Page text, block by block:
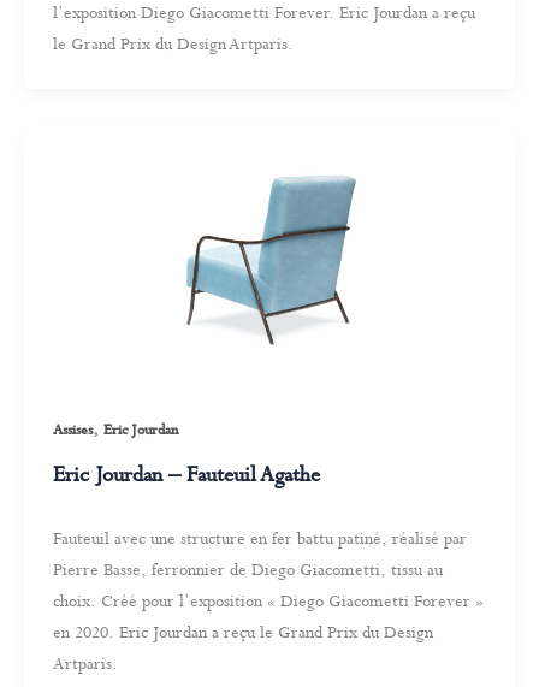
l’exposition Diego Giacometti Forever. Eric Jourdan a reçu
le Grand Prix du Design Artparis.
Assises, Eric Jourdan
Eric Jourdan – Fauteuil Agathe
Fauteuil avec une structure en fer battu patiné, réalisé par
Pierre Basse, ferronnier de Diego Giacometti, tissu au
choix. Créé pour l’exposition « Diego Giacometti Forever »
en 2020. Eric Jourdan a reçu le Grand Prix du Design
Artparis.